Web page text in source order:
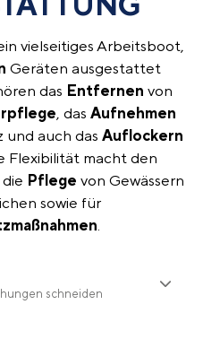
vielseitiges Arbeitsboot,
Geräten ausgestattet
das Entfernen von
, das Aufnehmen
und auch das Auflockern
Flexibilität macht den
Pflege von Gewässern
sowie für
schneiden